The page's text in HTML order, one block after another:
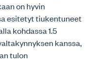
on hyvin
esitetyt tiukentuneet
kohdassa 1.5
kanssa,
tulon